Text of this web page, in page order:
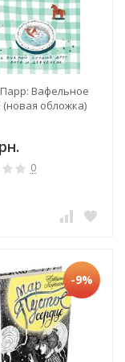
Вафельное
(новая обложка)
0
-9%